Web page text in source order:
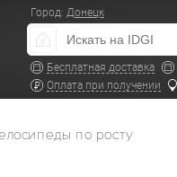
Город: Донецк
Бесплатная доставка
Оплата при получении
по росту